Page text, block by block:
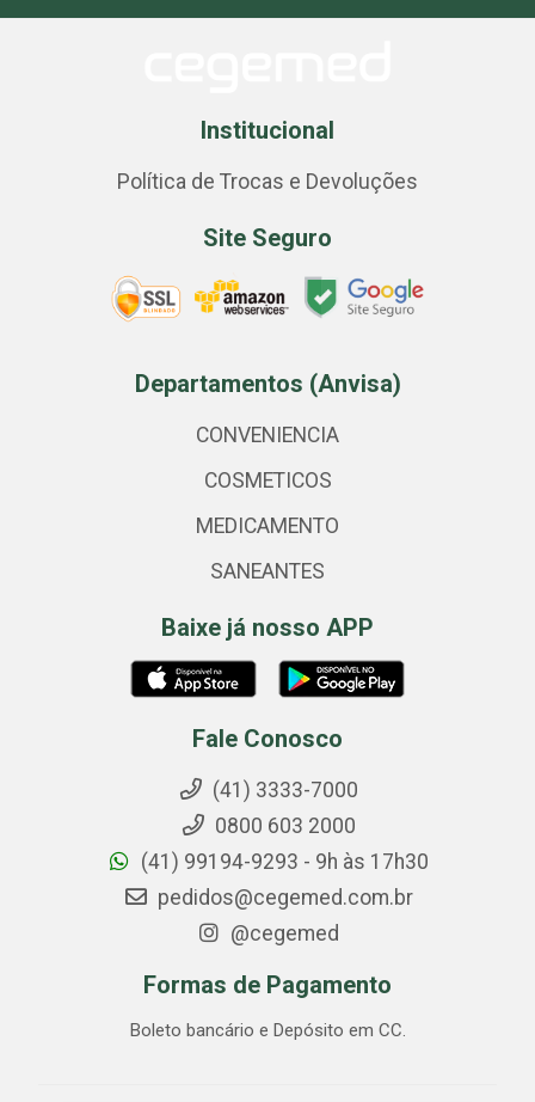
Institucional
Política de Trocas e Devoluções
Site Seguro
Departamentos (Anvisa)
CONVENIENCIA
COSMETICOS
MEDICAMENTO
SANEANTES
Baixe já nosso APP
Fale Conosco
(41) 3333-7000
0800 603 2000
(41) 99194-9293 - 9h às 17h30
pedidos@cegemed.com.br
@cegemed
Formas de Pagamento
Boleto bancário e Depósito em CC.